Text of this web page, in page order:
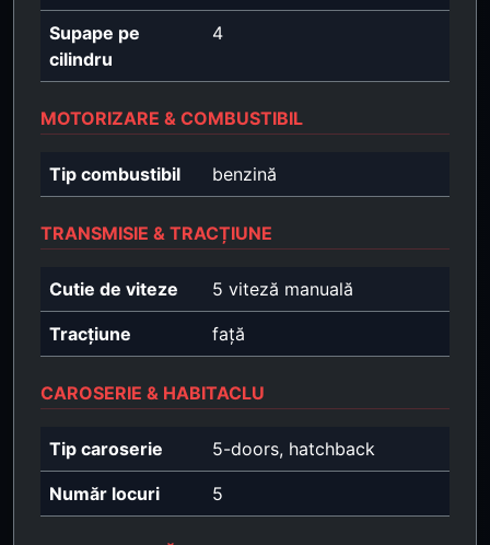
Supape pe
cilindru
4
MOTORIZARE & COMBUSTIBIL
Tip combustibil benzină
TRANSMISIE & TRACȚIUNE
Cutie de viteze 5 viteză manuală
Tracțiune față
CAROSERIE & HABITACLU
Tip caroserie 5-doors, hatchback
Număr locuri 5